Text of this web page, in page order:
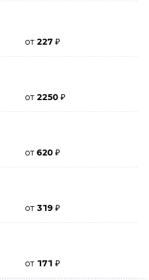
от 227 ₽
от 2250 ₽
от 620 ₽
от 319 ₽
от 171 ₽